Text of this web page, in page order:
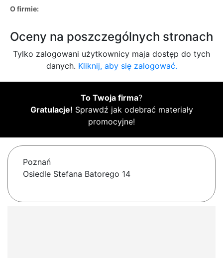
O firmie:
Oceny na poszczególnych stronach
Tylko zalogowani użytkownicy maja dostęp do tych
danych. Kliknij, aby się zalogować.
To Twoja firma?
Gratulacje! Sprawdź jak odebrać materiały
promocyjne!
Poznań
Osiedle Stefana Batorego 14